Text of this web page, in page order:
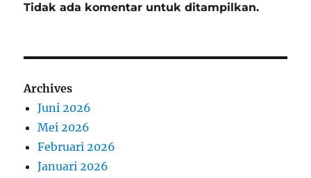
Tidak ada komentar untuk ditampilkan.
Archives
Juni 2026
Mei 2026
Februari 2026
Januari 2026